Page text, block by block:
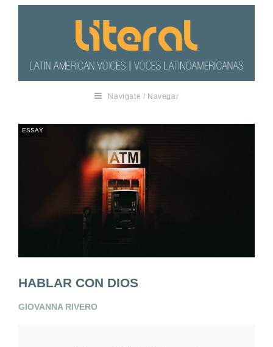
Navigate / Navegar
ESSAY
HABLAR CON DIOS
GIOVANNA RIVERO